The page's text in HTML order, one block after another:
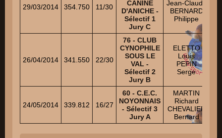
29/03/2014 354.750 11/30
CANINE
D'ANICHE -
Sélectif 1
Jury C
Jean-Claude
BERNARD
Philippe
26/04/2014 341.550 22/30
76 - CLUB
CYNOPHILE
SOUS LE
VAL -
Sélectif 2
Jury B
ELETTO
Louis
PEPIN
Serge
24/05/2014 339.812 16/27
60 - C.E.C.
NOYONNAIS
- Sélectif 3
Jury A
MARTIN
Richard
CHEVALIER
Bernard